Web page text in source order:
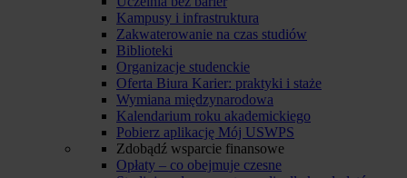
Kampusy i infrastruktura
Zakwaterowanie na czas studiów
Biblioteki
Organizacje studenckie
Oferta Biura Karier: praktyki i staże
Wymiana międzynarodowa
Kalendarium roku akademickiego
Pobierz aplikację Mój USWPS
Zdobądź wsparcie finansowe
Opłaty – co obejmuje czesne